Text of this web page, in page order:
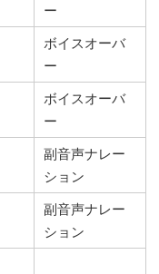
ー
ボイスオーバ
ー
ボイスオーバ
ー
副音声ナレー
ション
副音声ナレー
ション